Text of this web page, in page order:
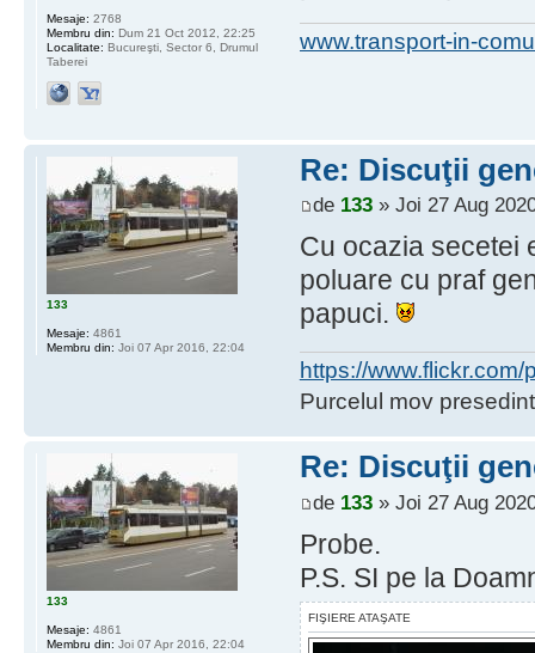
www.transport-in-
Mesaje: 2768
Membru din: Dum 21 Oct 2012, 22:25
Localitate: Bucureşti, Sector 6, Drumul
Taberei
Re: Discuţii
de 133» Joi 27 Aug
Cu ocazia secetei
poluare cu praf
papuci.
https://
Purcelul mov
133
Mesaje: 4861
Membru din: Joi 07 Apr 2016, 22:04
Re: Discuţii
de 133» Joi 27 Aug
Probe.
P.S. SI pe la
FIŞIERE ATAŞATE
133
Mesaje: 4861
Membru din: Joi 07 Apr 2016, 22:04